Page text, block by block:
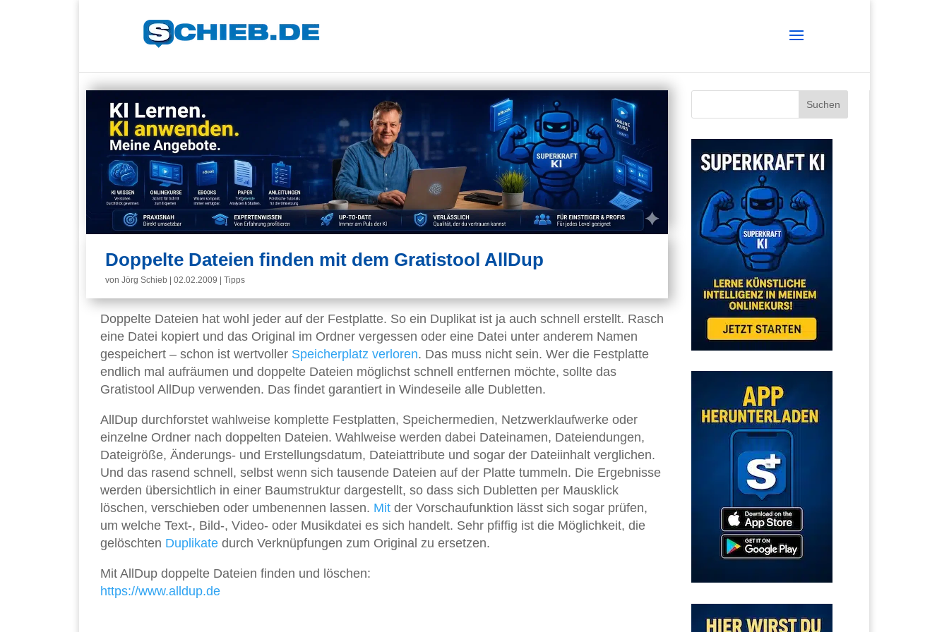
Doppelte Dateien finden mit dem Gratistool AllDup
von Jörg Schieb 02.02.2009 Tipps
Doppelte Dateien hat wohl jeder auf der Festplatte. So ein Duplikat ist ja auch schnell erstellt. Rasch
eine Datei kopiert und das Original im Ordner vergessen oder eine Datei unter anderem Namen
gespeichert – schon ist wertvoller Speicherplatz verloren. Das muss nicht sein. Wer die Festplatte
endlich mal aufräumen und doppelte Dateien möglichst schnell entfernen möchte, sollte das
Gratistool AllDup verwenden. Das findet garantiert in Windeseile alle Dubletten.
AllDup durchforstet wahlweise komplette Festplatten, Speichermedien, Netzwerklaufwerke oder
einzelne Ordner nach doppelten Dateien. Wahlweise werden dabei Dateinamen, Dateiendungen,
Dateigröße, Änderungs- und Erstellungsdatum, Dateiattribute und sogar der Dateiinhalt verglichen.
Und das rasend schnell, selbst wenn sich tausende Dateien auf der Platte tummeln. Die Ergebnisse
werden übersichtlich in einer Baumstruktur dargestellt, so dass sich Dubletten per Mausklick
löschen, verschieben oder umbenennen lassen. Mit der Vorschaufunktion lässt sich sogar prüfen,
um welche Text-, Bild-, Video- oder Musikdatei es sich handelt. Sehr pfiffig ist die Möglichkeit, die
gelöschten Duplikate durch Verknüpfungen zum Original zu ersetzen.
Mit AllDup doppelte Dateien finden und löschen:
https://www.alldup.de